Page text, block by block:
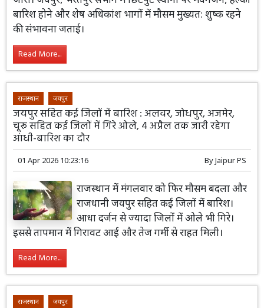
बारिश होने और शेष अधिकांश भागों में मौसम मुख्यत: शुष्क रहने
की संभावना जताई।
Read More...
राजस्थान जयपुर
जयपुर सहित कई जिलों में बारिश : अलवर, जोधपुर, अजमेर,
चूरू सहित कई जिलों में गिरे ओले, 4 अप्रैल तक जारी रहेगा
आंधी-बारिश का दौर
01 Apr 2026 10:23:16 ByJaipur PS
राजस्थान में मंगलवार को फिर मौसम बदला और
राजधानी जयपुर सहित कई जिलों में बारिश।
आधा दर्जन से ज्यादा जिलों में ओले भी गिरे।
इससे तापमान में गिरावट आई और तेज गर्मी से राहत मिली।
Read More...
राजस्थान जयपुर